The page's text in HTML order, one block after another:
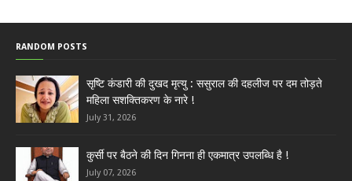
RANDOM POSTS
सृष्टि कंडारी की दुखद मृत्यु : ससुराल की दहलीज पर दम तोड़ते
महिला सशक्तिकरण के नारे !
July 31, 2026
कुर्सी पर बैठने की दिन गिनना ही एकमात्र उपलब्धि है !
July 07, 2026